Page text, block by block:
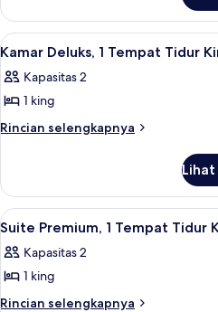
Tempat
Tidur
King
Kamar
Deluks,
1
Tidur
King
Lihat
semua
foto
untuk
Kamar
Tempat
Tidur
King,
sudut
6
Kamar Deluks, 1 Tempat Tidur
Kapasitas 2
1 king
Rincian selengkapnya
Rincian
Kamar
Deluks,
1
Tidur
King,
Lihat
semua
foto
untuk
Suite
6
Suite Premium, 1 Tempat Tidur
Kapasitas 2
1 king
Rincian selengkapnya
Rincian